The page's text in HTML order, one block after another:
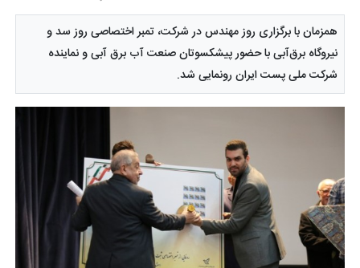
همزمان با برگزاری روز مهندس در شرکت، تمبر اختصاصی روز سد و
نیروگاه برق‌آبی با حضور پیشکسوتان صنعت آب برق آبی و نماینده
شرکت ملی پست ایران رونمایی شد.